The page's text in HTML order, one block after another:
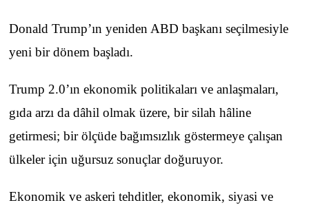
Donald Trump’ın yeniden ABD başkanı seçilmesiyle
yeni bir dönem başladı.
Trump 2.0’ın ekonomik politikaları ve anlaşmaları,
gıda arzı da dâhil olmak üzere, bir silah hâline
getirmesi; bir ölçüde bağımsızlık göstermeye çalışan
ülkeler için uğursuz sonuçlar doğuruyor.
Ekonomik ve askeri tehditler, ekonomik, siyasi ve